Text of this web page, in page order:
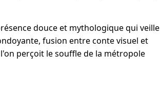
douce et mythologique qui veille
fusion entre conte visuel et
perçoit le souffle de la métropole